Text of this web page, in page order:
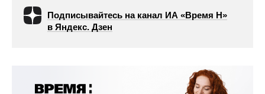
Подписывайтесь на канал ИА «Время Н»
в Яндекс. Дзен